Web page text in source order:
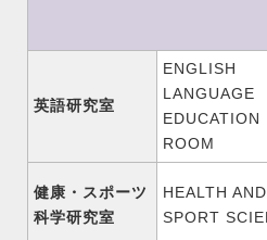
英語研究室
ENGLISH
LANGUAGE
EDUCATION
ROOM
健康・スポーツ
科学研究室
HEALTH AND
SPORT